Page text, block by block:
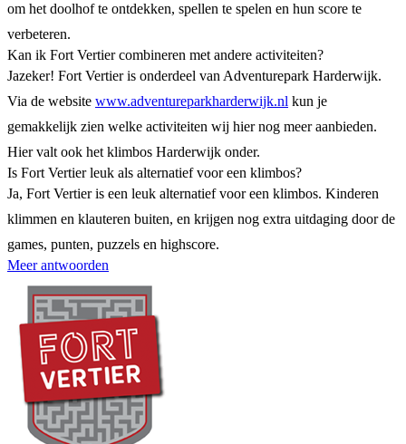
om het doolhof te ontdekken, spellen te spelen en hun score te
verbeteren.
Kan ik Fort Vertier combineren met andere activiteiten?
Jazeker! Fort Vertier is onderdeel van Adventurepark Harderwijk.
Via de website www.adventureparkharderwijk.nl kun je
gemakkelijk zien welke activiteiten wij hier nog meer aanbieden.
Hier valt ook het klimbos Harderwijk onder.
Is Fort Vertier leuk als alternatief voor een klimbos?
Ja, Fort Vertier is een leuk alternatief voor een klimbos. Kinderen
klimmen en klauteren buiten, en krijgen nog extra uitdaging door de
games, punten, puzzels en highscore.
Meer antwoorden